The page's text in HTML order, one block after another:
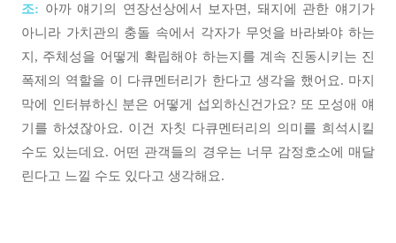
조: 아까 얘기의 연장선상에서 보자면, 돼지에 관한 얘기가
아니라 가치관의 충돌 속에서 각자가 무엇을 바라봐야 하는
지, 주체성을 어떻게 확립해야 하는지를 계속 진동시키는 진
폭제의 역할을 이 다큐멘터리가 한다고 생각을 했어요. 마지
막에 인터뷰하신 분은 어떻게 섭외하신건가요? 또 모성애 얘
기를 하셨잖아요. 이건 자칫 다큐멘터리의 의미를 희석시킬
수도 있는데요. 어떤 관객들의 경우는 너무 감정호소에 매달
린다고 느낄 수도 있다고 생각해요.